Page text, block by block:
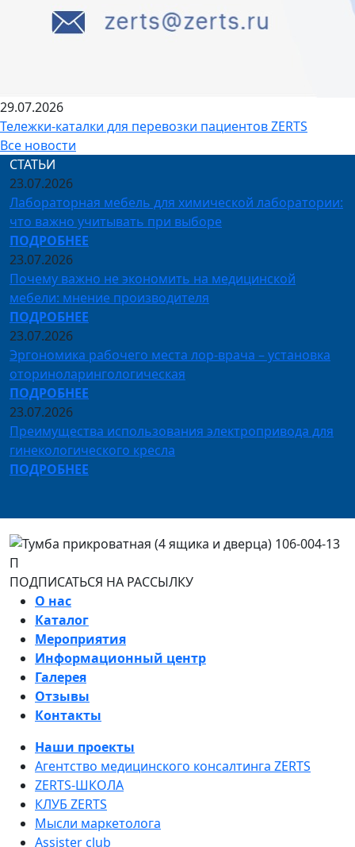
29.07.2026
Тележки-каталки для перевозки пациентов ZERTS
Все новости
СТАТЬИ
23.07.2026
Лабораторная мебель для химической лаборатории:
что важно учитывать при выборе
ПОДРОБНЕЕ
23.07.2026
Почему важно не экономить на медицинской
мебели: мнение производителя
ПОДРОБНЕЕ
23.07.2026
Эргономика рабочего места лор-врача – установка
оториноларингологическая
ПОДРОБНЕЕ
23.07.2026
Преимущества использования электропривода для
гинекологического кресла
ПОДРОБНЕЕ
ПОДПИСАТЬСЯ НА РАССЫЛКУ
О нас
Каталог
Мероприятия
Информационный центр
Галерея
Отзывы
Контакты
Наши проекты
Агентство медицинского консалтинга ZERTS
ZERTS-ШКОЛА
КЛУБ ZERTS
Мысли маркетолога
Assister club